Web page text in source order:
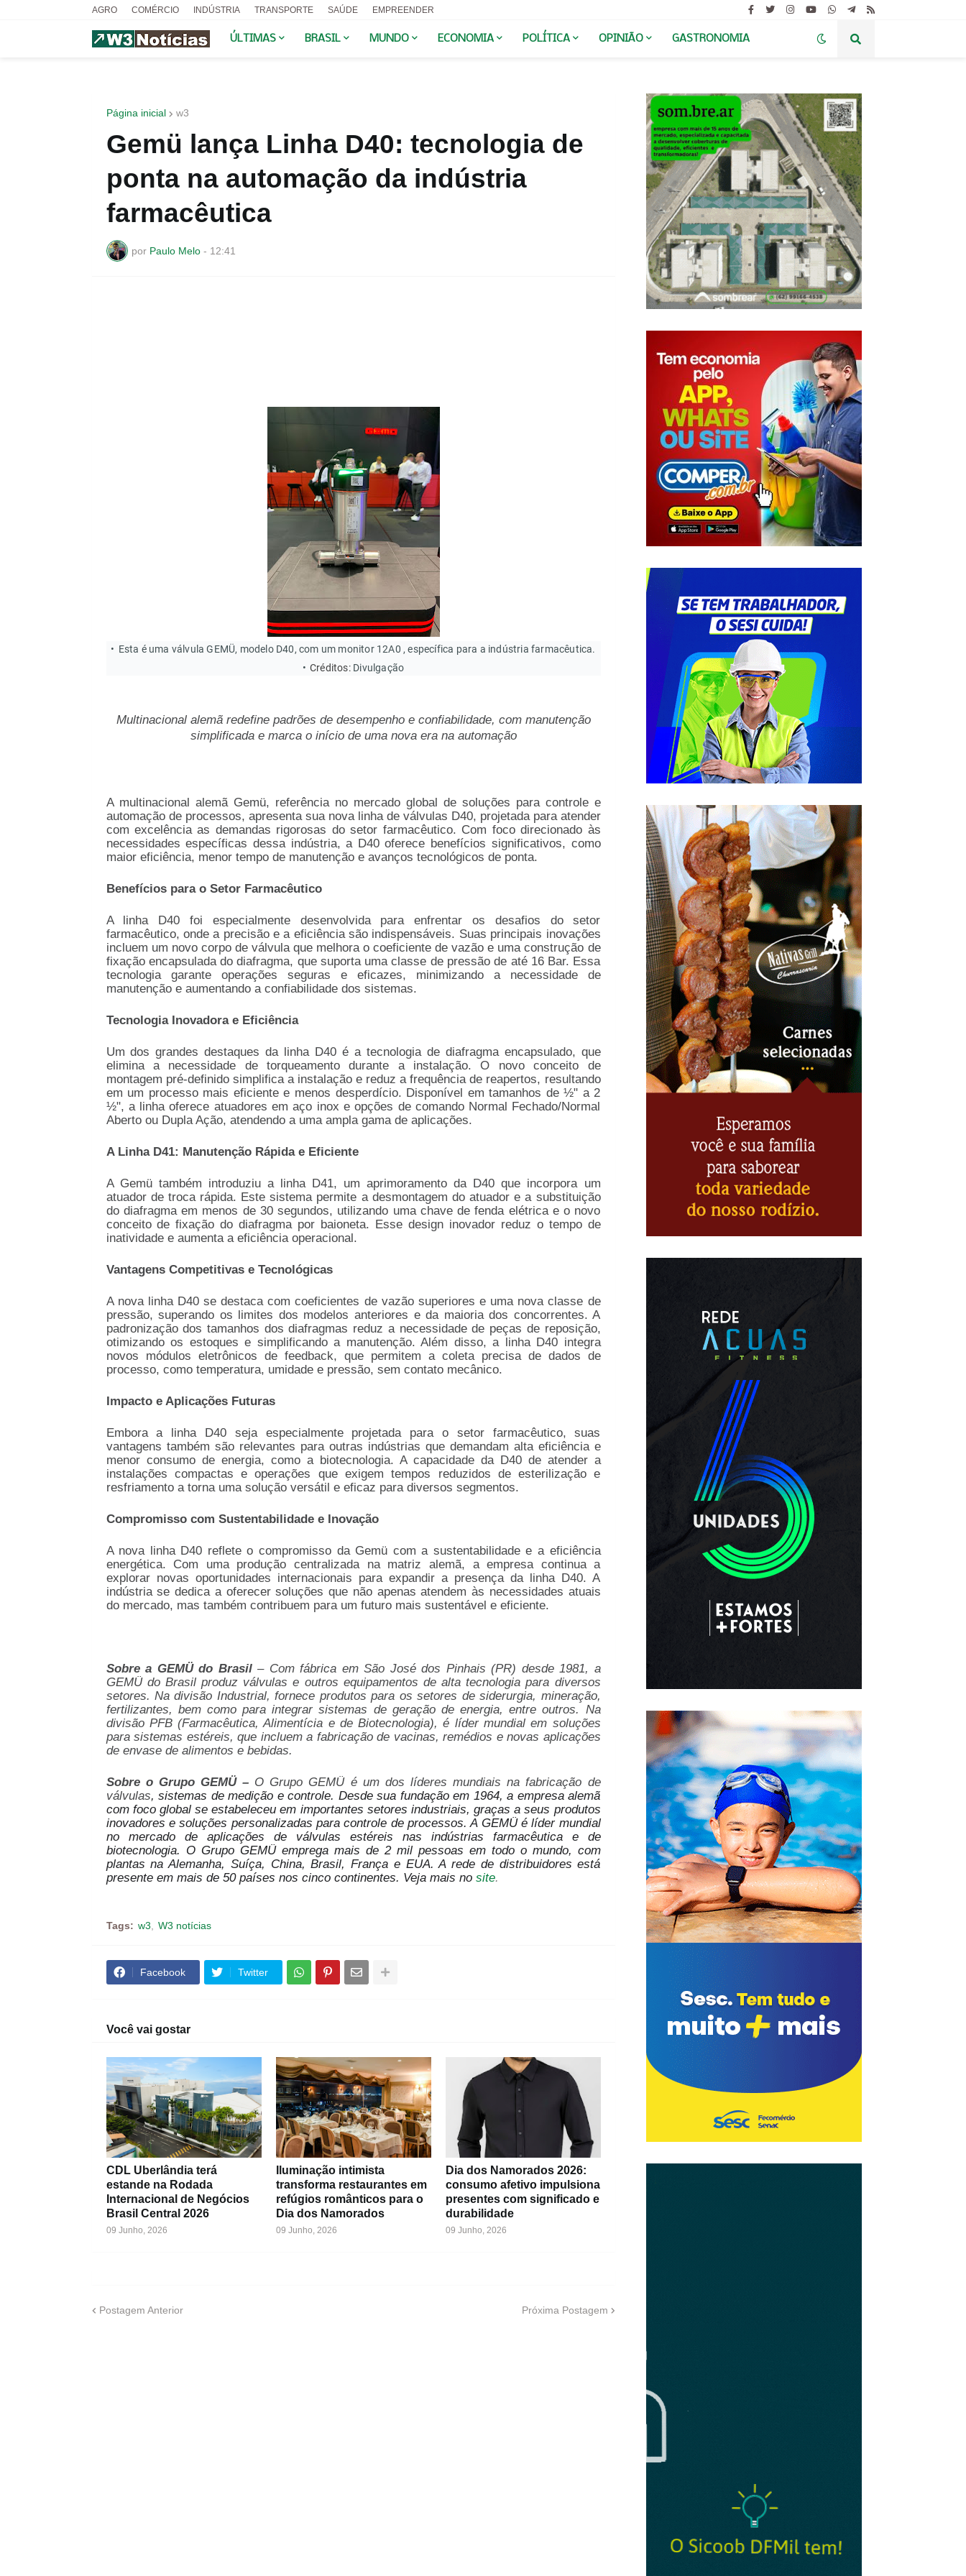
AGRO COMÉRCIO INDÚSTRIA TRANSPORTE SAÚDE EMPREENDER
ÚLTIMAS BRASIL MUNDO ECONOMIA POLÍTICA OPINIÃO GASTRONOMIA
Página inicial w3
Gemü lança Linha D40: tecnologia de
ponta na automação da indústria
farmacêutica
por Paulo Melo - 12:41
Esta é uma válvula GEMÜ, modelo D40, com um monitor 12A0 , específica para a indústria farmacêutica.
Créditos:Divulgação
Multinacional alemã redefine padrões de desempenho e confiabilidade, com manutenção
simplificada e marca o início de uma nova era na automação
A multinacional alemã Gemü, referência no mercado global de soluções para controle e
automação de processos, apresenta sua nova linha de válvulas D40, projetada para atender
com excelência as demandas rigorosas do setor farmacêutico. Com foco direcionado às
necessidades específicas dessa indústria, a D40 oferece benefícios significativos, como
maior eficiência, menor tempo de manutenção e avanços tecnológicos de ponta.
Benefícios para o Setor Farmacêutico
A linha D40 foi especialmente desenvolvida para enfrentar os desafios do setor
farmacêutico, onde a precisão e a eficiência são indispensáveis. Suas principais inovações
incluem um novo corpo de válvula que melhora o coeficiente de vazão e uma construção de
fixação encapsulada do diafragma, que suporta uma classe de pressão de até 16 Bar. Essa
tecnologia garante operações seguras e eficazes, minimizando a necessidade de
manutenção e aumentando a confiabilidade dos sistemas.
Tecnologia Inovadora e Eficiência
Um dos grandes destaques da linha D40 é a tecnologia de diafragma encapsulado, que
elimina a necessidade de torqueamento durante a instalação. O novo conceito de
montagem pré-definido simplifica a instalação e reduz a frequência de reapertos, resultando
em um processo mais eficiente e menos desperdício. Disponível em tamanhos de ½" a 2
½", a linha oferece atuadores em aço inox e opções de comando Normal Fechado/Normal
Aberto ou Dupla Ação, atendendo a uma ampla gama de aplicações.
A Linha D41: Manutenção Rápida e Eficiente
A Gemü também introduziu a linha D41, um aprimoramento da D40 que incorpora um
atuador de troca rápida. Este sistema permite a desmontagem do atuador e a substituição
do diafragma em menos de 30 segundos, utilizando uma chave de fenda elétrica e o novo
conceito de fixação do diafragma por baioneta. Esse design inovador reduz o tempo de
inatividade e aumenta a eficiência operacional.
Vantagens Competitivas e Tecnológicas
A nova linha D40 se destaca com coeficientes de vazão superiores e uma nova classe de
pressão, superando os limites dos modelos anteriores e da maioria dos concorrentes. A
padronização dos tamanhos dos diafragmas reduz a necessidade de peças de reposição,
otimizando os estoques e simplificando a manutenção. Além disso, a linha D40 integra
novos módulos eletrônicos de feedback, que permitem a coleta precisa de dados de
processo, como temperatura, umidade e pressão, sem contato mecânico.
Impacto e Aplicações Futuras
Embora a linha D40 seja especialmente projetada para o setor farmacêutico, suas
vantagens também são relevantes para outras indústrias que demandam alta eficiência e
menor consumo de energia, como a biotecnologia. A capacidade da D40 de atender a
instalações compactas e operações que exigem tempos reduzidos de esterilização e
resfriamento a torna uma solução versátil e eficaz para diversos segmentos.
Compromisso com Sustentabilidade e Inovação
A nova linha D40 reflete o compromisso da Gemü com a sustentabilidade e a eficiência
energética. Com uma produção centralizada na matriz alemã, a empresa continua a
explorar novas oportunidades internacionais para expandir a presença da linha D40. A
indústria se dedica a oferecer soluções que não apenas atendem às necessidades atuais
do mercado, mas também contribuem para um futuro mais sustentável e eficiente.
Sobre a GEMÜ do Brasil– Com fábrica em São José dos Pinhais (PR) desde 1981, a
GEMÜ do Brasil produz válvulas e outros equipamentos de alta tecnologia para diversos
setores. Na divisão Industrial,fornece produtos para os setores de siderurgia, mineração,
fertilizantes, bem como para integrar sistemas de geração de energia, entre outros. Na
divisão PFB(Farmacêutica, Alimentícia e de Biotecnologia), é líder mundial em soluções
para sistemas estéreis, que incluem a fabricação de vacinas, remédios e novas aplicações
de envase de alimentos e bebidas.
Sobre o Grupo GEMÜ – O Grupo GEMÜ é um dos líderes mundiais na fabricação de
válvulas, sistemas de medição e controle. Desde sua fundação em 1964, a empresa alemã
com foco global se estabeleceu em importantes setores industriais, graças a seus produtos
inovadores e soluções personalizadas para controle de processos. A GEMÜ é líder mundial
no mercado de aplicações de válvulas estéreis nas indústrias farmacêutica e de
biotecnologia. O Grupo GEMÜ emprega mais de 2 mil pessoas em todo o mundo, com
plantas na Alemanha, Suíça, China, Brasil, França e EUA. A rede de distribuidores está
presente em mais de 50 países nos cinco continentes. Veja mais no site.
Tags: w3 W3 notícias
Facebook Twitter
Você vai gostar
CDL Uberlândia terá
estande na Rodada
Internacional de Negócios
Brasil Central 2026
09 Junho, 2026
Iluminação intimista
transforma restaurantes em
refúgios românticos para o
Dia dos Namorados
09 Junho, 2026
Dia dos Namorados 2026:
consumo afetivo impulsiona
presentes com significado e
durabilidade
09 Junho, 2026
Postagem Anterior Próxima Postagem